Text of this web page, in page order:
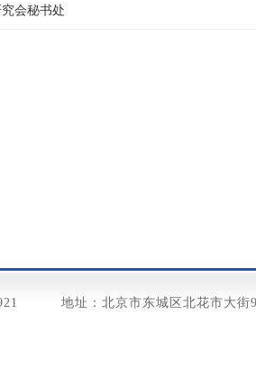
会秘书处
地址：北京市东城区北花市大街